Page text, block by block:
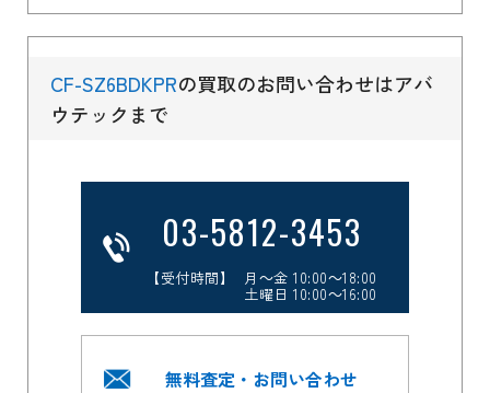
CF-SZ6BDKPRの買取のお問い合わせはアバ
ウテックまで
03-5812-3453
【受付時間】 月～金 10:00～18:00
土曜日 10:00～16:00
無料査定・お問い合わせ